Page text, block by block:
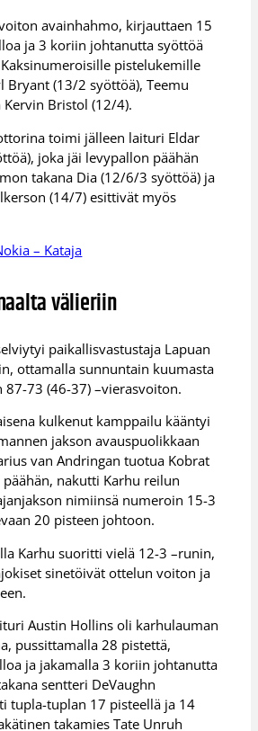
avainhahmo, kirjauttaen 15
ja 3 koriin johtanutta syöttöä
pistelukemille
Bryant (13/2 syöttöä), Teemu
Kervin Bristol (12/4).
toimi jälleen laituri Eldar
joka jäi levypallon päähän
takana Dia (12/6/3 syöttöä) ja
(14/7) esittivät myös
– Kataja
välieriin
paikallisvastustaja Lapuan
ottamalla sunnuntain kuumasta
87-73 (46-37) –vierasvoiton.
kulkenut kamppailu kääntyi
jakson avauspuolikkaan
van Andringan tuotua Kobrat
nakutti Karhu reilun
nimiinsä numeroin 15-3
20 pisteen johtoon.
Karhu suoritti vielä 12-3 –runin,
sinetöivät ottelun voiton ja
Austin Hollins oli karhulauman
pussittamalla 28 pistettä,
ja jakamalla 3 koriin johtanutta
sentteri DeVaughn
tupla-tuplan 17 pisteellä ja 14
takamies Tate Unruh